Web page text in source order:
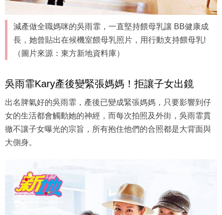
減產做全職媽咪的吳雨霏，一直堅持餵母乳讓 BB健康成
長，她曾貼出在候機室餵母乳照片，用行動支持餵母乳!
（圖片來源：東方新地資料庫）
吳雨霏Kary產後變緊張媽媽！拒讓子女出鏡
出名脾氣好的吳雨霏，產後已變成緊張媽媽，只要影響到仔
女的生活都會觸動她的神經，而每次拍照及外街，吳雨霏貫
徹不讓子女曝光的宗旨，所有抱住他們的合照都是大背面與
大側身。